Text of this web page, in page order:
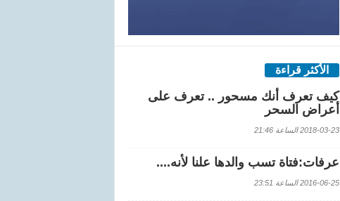
الأكثر قراءة
كيف تعرف أنك مسحور .. تعرف على
أعراض السحر
2018-03-23 الساعة 21:46
عرفات:فتاة تسب والدها علنا لأنه....
2016-06-25 الساعة 23:51